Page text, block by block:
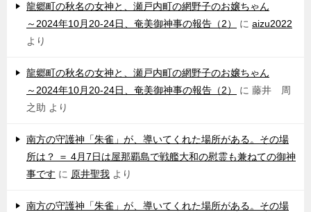
龍郷町の秋名の女神と、瀬戸内町の網野子のお嬢ちゃん
～2024年10月20-24日、奄美御神事の報告（2）
に aizu2022
より
龍郷町の秋名の女神と、瀬戸内町の網野子のお嬢ちゃん
～2024年10月20-24日、奄美御神事の報告（2）
に 藤井 周
之助 より
南方の守護神「朱雀」が、導いてくれた場所がある。その場
所は？ ＝ 4月7日は屋那覇島で戦艦大和の慰霊も兼ねての御神
事です に 原井聖我 より
南方の守護神「朱雀」が、導いてくれた場所がある。その場